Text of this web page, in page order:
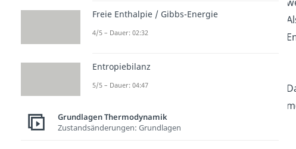
Freie Enthalpie / Gibbs-Energie
4/5 – Dauer: 02:32
Entropiebilanz
5/5 – Dauer: 04:47
Grundlagen Thermodynamik
Zustandsänderungen: Grundlagen